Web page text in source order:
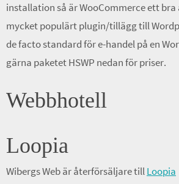
installation så är WooCommerce ett
mycket populärt plugin/tillägg till
de facto standard för e-handel på en
gärna paketet HSWP nedan för priser.
Webbhotell
Loopia
Wibergs Web är återförsäljare tillLoopia